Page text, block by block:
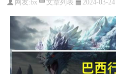
网友:bx 2024-03-